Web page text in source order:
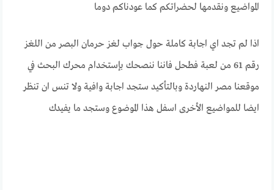
المواضيع ونقدمها لحضراتكم كما عودناكم دوما
اذا لم تجد اي اجابة كاملة حول جواب لغز حرمان البصر من اللغز
رقم 61 من لعبة فطحل فاننا ننصحك بإستخدام محرك البحث في
موقعنا مصر النهاردة وبالتأكيد ستجد اجابة وافية ولا تنس ان تنظر
ايضا للمواضيع الأخرى اسفل هذا الموضوع وستجد ما يفيدك